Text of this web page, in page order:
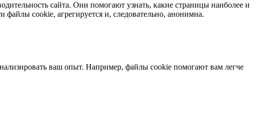
сайта. Они помогают узнать, какие страницы наиболее и
cookie, агрегируется и, следовательно, анонимна.
ваш опыт. Например, файлы cookie помогают вам легче